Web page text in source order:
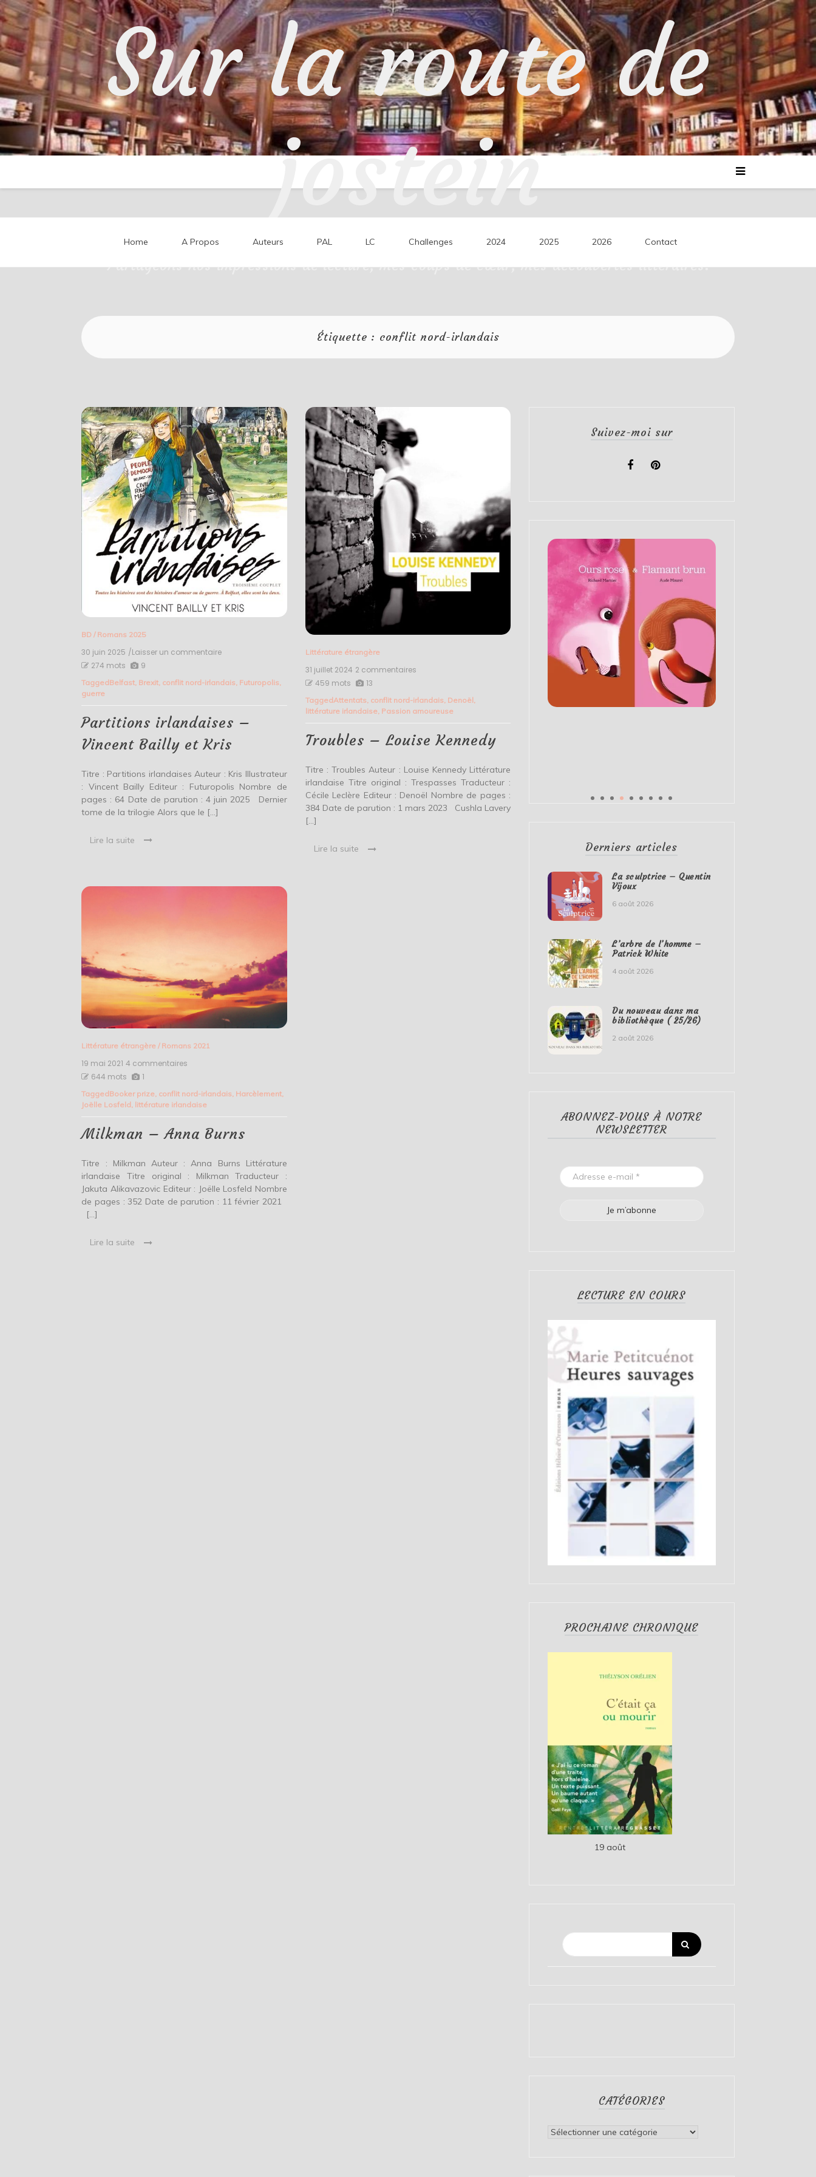
Skip
to
content
Sur la route de
jostein
Partageons nos impressions de lecture, mes coups de cœur, mes découvertes littéraires.
Home A Propos Auteurs PAL LC Challenges 2024 2025 2026 Contact
Étiquette : conflit nord-irlandais
BD / Romans 2025
30 juin 2025 /Laisser un commentaire
–
Kris
274 mots 9
TaggedBelfast Brexit conflit nord-irlandais Futuropolis
guerre
Partitions irlandaises –
Vincent Bailly et Kris
Titre : Partitions irlandaises Auteur : Kris Illustrateur
: Vincent Bailly Editeur : Futuropolis Nombre de
pages : 64 Date de parution : 4 juin 2025 Dernier
tome de la trilogie Alors que le […]
Lire la suite
Littérature étrangère
31 juillet 2024 2 commentaires
Louise
Kennedy
459 mots 13
TaggedAttentats, conflit nord-irlandais, Denoël,
littérature irlandaise, Passion amoureuse
Troubles – Louise Kennedy
Titre : Troubles Auteur : Louise Kennedy Littérature
irlandaise Titre original : Trespasses Traducteur :
Cécile Leclère Editeur : Denoël Nombre de pages :
384 Date de parution : 1 mars 2023 Cushla Lavery
[…]
Lire la suite
Littérature étrangère / Romans 2021
19 mai 2021 4 commentaires
Anna
Burns
644 mots 1
TaggedBooker prize, conflit nord-irlandais, Harcèlement,
Joëlle Losfeld, littérature irlandaise
Milkman – Anna Burns
Titre : Milkman Auteur : Anna Burns Littérature
irlandaise Titre original : Milkman Traducteur :
Jakuta Alikavazovic Editeur : Joëlle Losfeld Nombre
de pages : 352 Date de parution : 11 février 2021
[…]
Lire la suite
Suivez-moi sur
Derniers articles
La sculptrice – Quentin
Vijoux
6 août 2026
L’arbre de l’homme –
Patrick White
4 août 2026
Du nouveau dans ma
bibliothèque ( 25/26)
2 août 2026
ABONNEZ-VOUS À NOTRE
NEWSLETTER
LECTURE EN COURS
PROCHAINE CHRONIQUE
19 août
CATÉGORIES
Catégories